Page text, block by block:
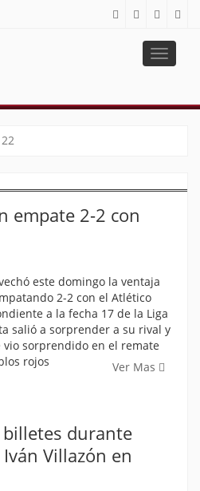
Toggle
22
empate 2-2 con
este domingo la ventaja
2-2 con el Atlético
a la fecha 17 de la Liga
salió a sorprender a su rival y
sorprendido en el remate
rojos
Ver Mas
durante
Villazón en